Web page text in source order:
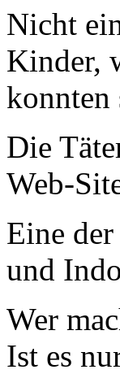
Nicht
Kinder,
konnten
Die
Web-
Eine
und
Wer
Ist es